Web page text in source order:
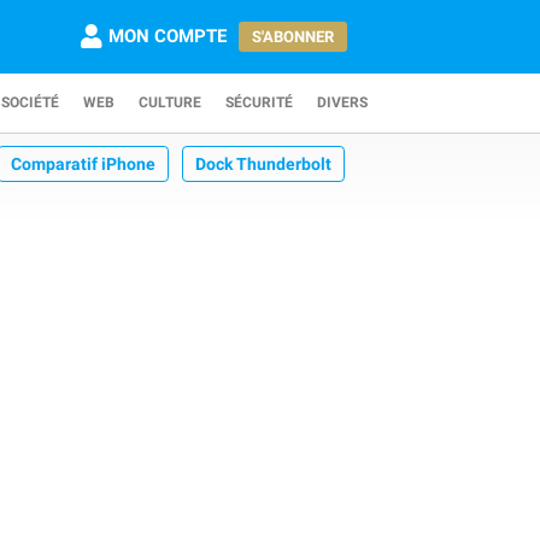
MON COMPTE S'ABONNER
SOCIÉTÉ WEB CULTURE SÉCURITÉ DIVERS
Comparatif iPhone Dock Thunderbolt